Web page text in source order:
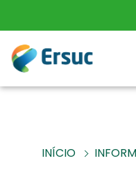
INÍCIO